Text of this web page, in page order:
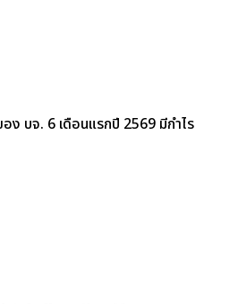
ง บจ. 6 เดือนแรกปี 2569 มีกำไร